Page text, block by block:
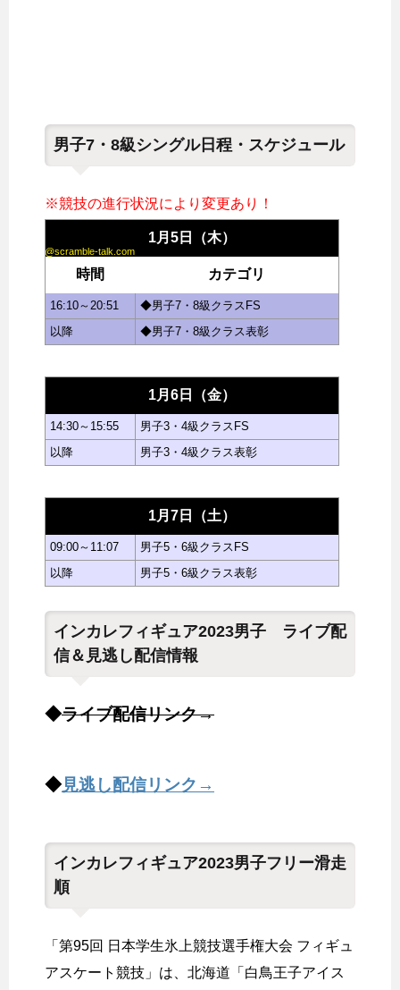
男子7・8級シングル日程・スケジュール
※競技の進行状況により変更あり！
@scramble-talk.com
1月5日（木）
時間 カテゴリ
16:10～20:51
◆男子7・8級クラスFS
以降
◆男子7・8級クラス表彰
1月6日（金）
14:30～15:55
男子3・4級クラスFS
以降
男子3・4級クラス表彰
1月7日（土）
09:00～11:07
男子5・6級クラスFS
以降
男子5・6級クラス表彰
インカレフィギュア2023男子 ライブ配
信＆見逃し配信情報
◆ライブ配信リンク→
◆見逃し配信リンク→
インカレフィギュア2023男子フリー滑走
順
「第95回 日本学生氷上競技選手権大会 フィギュ
アスケート競技」は、北海道「白鳥王子アイス